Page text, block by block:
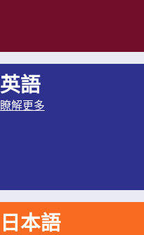
英語
瞭解更多
日本語